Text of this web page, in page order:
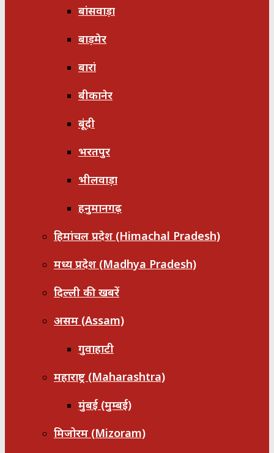
बांसवाड़ा
बाड़मेर
बारां
बीकानेर
बूंदी
भरतपुर
भीलवाड़ा
हनुमानगढ़
हिमांचल प्रदेश (Himachal Pradesh)
मध्य प्रदेश (Madhya Pradesh)
दिल्ली की खबरें
असम (Assam)
गुवाहाटी
महाराष्ट्र (Maharashtra)
मुंबई (मुम्बई)
मिजोरम (Mizoram)